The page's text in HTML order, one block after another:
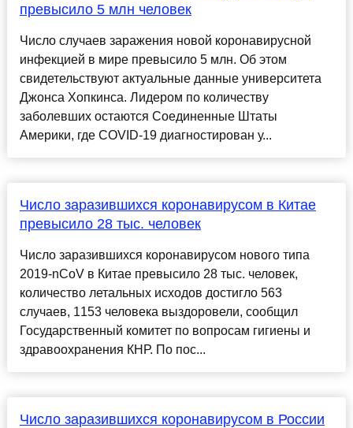
превысило 5 млн человек
Число случаев заражения новой коронавирусной
инфекцией в мире превысило 5 млн. Об этом
свидетельствуют актуальные данные университета
Джонса Хопкинса. Лидером по количеству
заболевших остаются Соединенные Штаты
Америки, где COVID-19 диагностирован у...
Число заразившихся коронавирусом в Китае
превысило 28 тыс. человек
Число заразившихся коронавирусом нового типа
2019-nCoV в Китае превысило 28 тыс. человек,
количество летальных исходов достигло 563
случаев, 1153 человека выздоровели, сообщил
Государственный комитет по вопросам гигиены и
здравоохранения КНР. По пос...
Число заразившихся коронавирусом в России